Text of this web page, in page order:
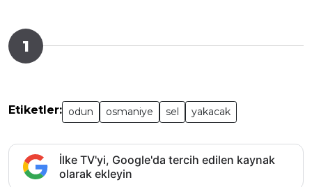
1
Etiketler: odun osmaniye sel yakacak
İlke TV'yi, Google'da tercih edilen kaynak
olarak ekleyin